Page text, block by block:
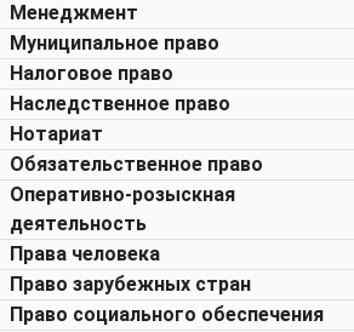
Менеджмент
Муниципальное право
Налоговое право
Наследственное право
Нотариат
Обязательственное право
Оперативно-розыскная
деятельность
Права человека
Право зарубежных стран
Право социального обеспечения